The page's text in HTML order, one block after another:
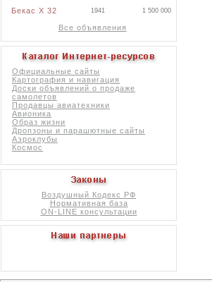
Бекас X 32 1941 1 500 000
Все объявления
Официальные сайты
Картография и навигация
Доски объявлений о продаже
самолетов
Продавцы авиатехники
Авионика
Образ жизни
Дропзоны и парашютные сайты
Аэроклубы
Космос
Воздушный Кодекс РФ
Нормативная база
ON-LINE консультации